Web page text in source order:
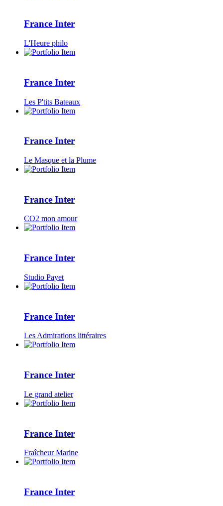
France Inter
L'Heure philo
France Inter
Les P'tits Bateaux
France Inter
Le Masque et la Plume
France Inter
CO2 mon amour
France Inter
Studio Payet
France Inter
Les Admirations littéraires
France Inter
Le grand atelier
France Inter
Fraîcheur Marine
France Inter